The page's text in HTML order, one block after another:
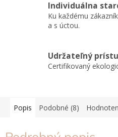
Individuálna
Ku každému
a s úctou.
Udržateľný
Certifikovaný
Popis Podobné (8)